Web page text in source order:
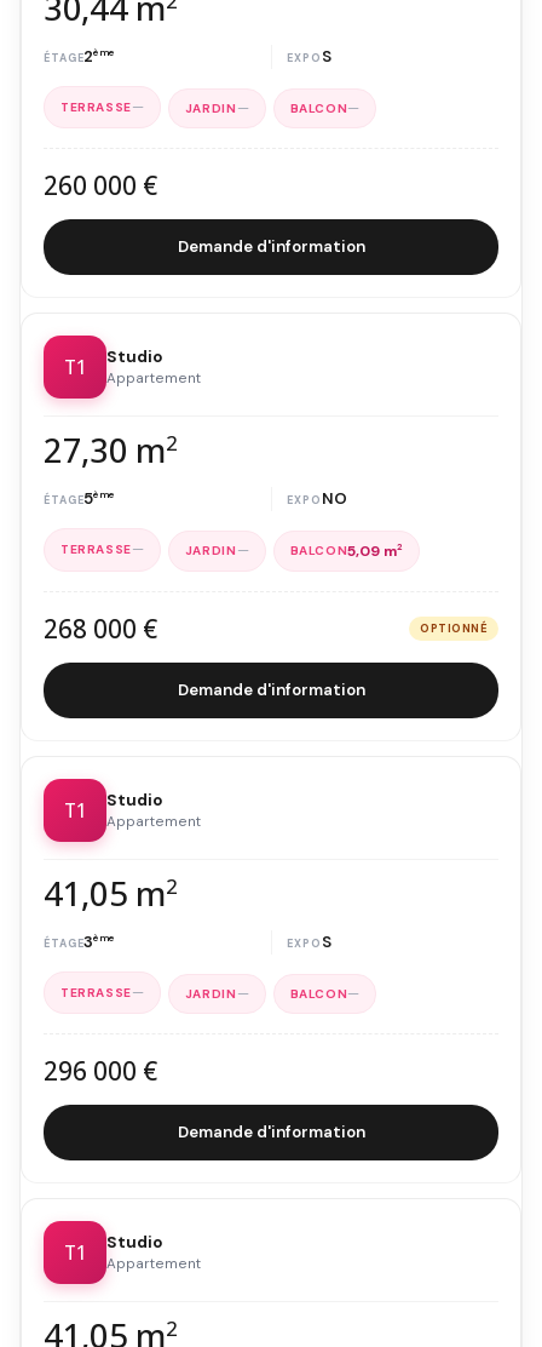
2ème S
— — —
260 000 €
Demande d'information
T1 Studio
Appartement
27,30 m2
5ème NO
— — 5,09 m2
268 000 € OPTIONNÉ
Demande d'information
T1 Studio
Appartement
41,05 m2
3ème S
— — —
296 000 €
Demande d'information
T1 Studio
Appartement
41,05 m2